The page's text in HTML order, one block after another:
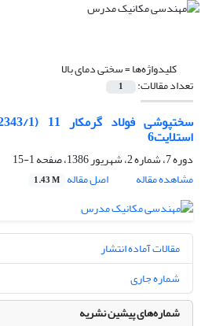
کلیدواژه‌ها =سختی دمای بالا
تعداد مقالات: 1
استلایت‌6‌
دوره 7، شماره 2، شهریور 1386، صفحه
1-15
مشاهده مقاله
اصل مقاله 1.43 M
مقالات آماده انتشار
شماره جاری
شماره‌های پیشین نشریه